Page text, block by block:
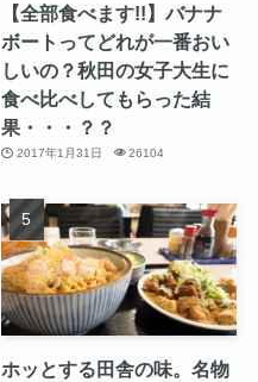
【全部食べます!!】バナナ
ボートってどれが一番おい
しいの？秋田の女子大生に
食べ比べしてもらった結
果・・・？？
2017年1月31日 26104
ホッとする田舎の味。名物